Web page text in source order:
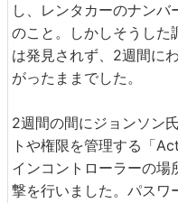
し、レンタカーのナンバ
のこと。しかしそうし
は発見されず、2週間に
がったままでした。
2週間の間にジョンソン
トや権限を管理する「
インコントローラーの場
撃を行いました。パスワ